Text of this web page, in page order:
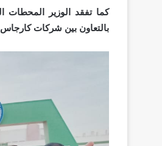
كما تفقد الوزير المحطات
بالتعاون بين شركات